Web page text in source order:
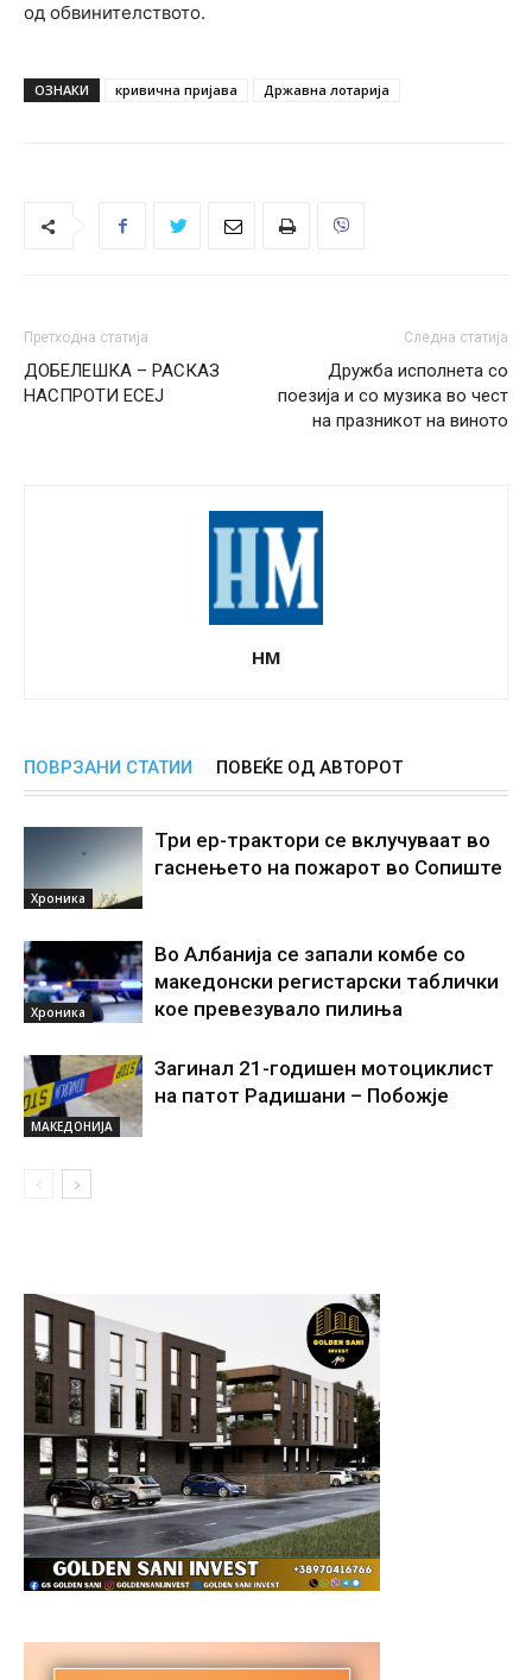
од обвинителството.
ОЗНАКИ кривична пријава Државна лотарија
Претходна статија
ДОБЕЛЕШКА – РАСКАЗ
НАСПРОТИ ЕСЕЈ
Следна статија
Дружба исполнета со
поезија и со музика во чест
на празникот на виното
НМ
ПОВРЗАНИ СТАТИИ ПОВЕЌЕ ОД АВТОРОТ
Хроника
Три ер-трактори се вклучуваат во
гаснењето на пожарот во Сопиште
Хроника
Во Албанија се запали комбе со
македонски регистарски таблички
кое превезувало пилиња
МАКЕДОНИЈА
Загинал 21-годишен мотоциклист
на патот Радишани – Побожје